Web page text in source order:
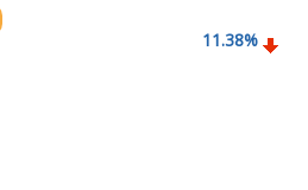
11.38%